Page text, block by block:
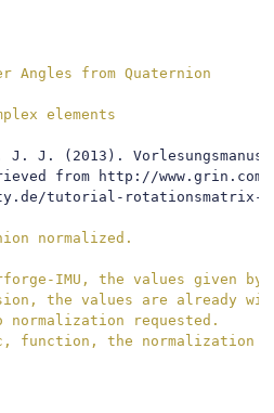
Angles from Quaternion
elements
J. J. (2013).
from http://
tutorial-rotationsmatrix-
normalized.
IMU, the values given
the values are already
normalization requested.
function, the normalization